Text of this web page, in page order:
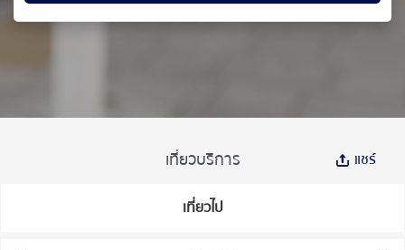
เที่ยวบริการ แชร์
เที่ยวไป